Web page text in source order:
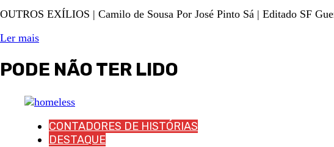
OUTROS EXÍLIOS | Camilo de Sousa Por José Pinto Sá | Editado SF
Ler mais
PODE NÃO TER LIDO
CONTADORES DE HISTÓRIAS
DESTAQUE